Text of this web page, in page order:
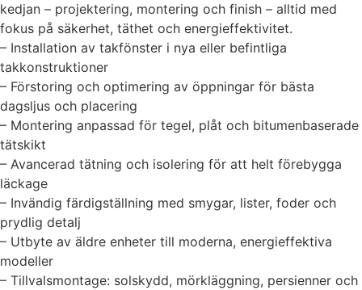
kedjan – projektering, montering och finish – alltid med
fokus på säkerhet, täthet och energieffektivitet.
– Installation av takfönster i nya eller befintliga
takkonstruktioner
– Förstoring och optimering av öppningar för bästa
dagsljus och placering
– Montering anpassad för tegel, plåt och bitumenbaserade
tätskikt
– Avancerad tätning och isolering för att helt förebygga
läckage
– Invändig färdigställning med smygar, lister, foder och
prydlig detalj
– Utbyte av äldre enheter till moderna, energieffektiva
modeller
– Tillvalsmontage: solskydd, mörkläggning, persienner och